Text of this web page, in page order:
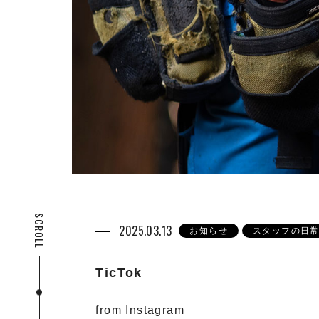
SCROLL 2025.03.13 お知らせ スタッフの日常
TicTok
from Instagram